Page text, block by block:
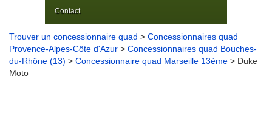
Contact
Trouver un concessionnaire quad > Concessionnaires quad
Provence-Alpes-Côte d'Azur > Concessionnaires quad Bouches-
du-Rhône (13) > Concessionnaire quad Marseille 13ème > Duke
Moto